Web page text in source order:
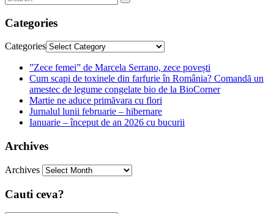
Categories
Categories
”Zece femei” de Marcela Serrano, zece povești
Cum scapi de toxinele din farfurie în România? Comandă un
amestec de legume congelate bio de la BioCorner
Martie ne aduce primăvara cu flori
Jurnalul lunii februarie – hibernare
Ianuarie – început de an 2026 cu bucurii
Archives
Archives
Cauti ceva?